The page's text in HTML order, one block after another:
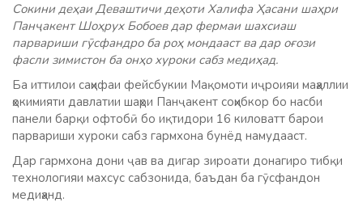
Сокини деҳаи Деваштичи деҳоти Халифа Ҳасани шаҳри
Панҷакент Шоҳрух Бобоев дар фермаи шахсиаш
парвариши гӯсфандро ба роҳ мондааст ва дар оғози
фасли зимистон ба онҳо хуроки сабз медиҳад.
Ба иттилои саҳифаи фейсбукии Мақомоти иҷроияи маҳаллии
ҳокимияти давлатии шаҳри Панҷакент соҳибкор бо насби
панели барқи офтобӣ бо иқтидори 16 киловатт барои
парвариши хуроки сабз гармхона бунёд намудааст.
Дар гармхона дони ҷав ва дигар зироати донагиро тибқи
технологияи махсус сабзонида, баъдан ба гӯсфандон
медиҳанд.